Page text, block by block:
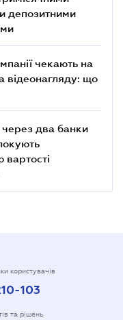
депозитними
чекають на
відеонагляду: що
два банки
вартості
користувачів
103
та рішень